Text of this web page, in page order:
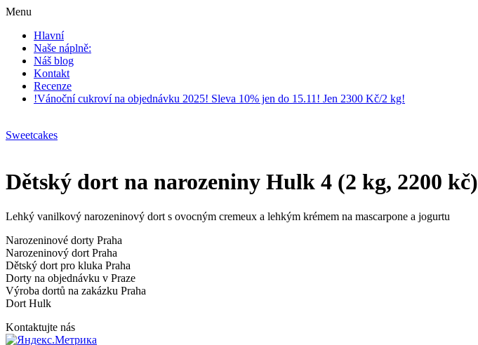
Menu
Hlavní
Naše náplně:
Náš blog
Kontakt
Recenze
!Vánoční cukroví na objednávku 2025! Sleva 10% jen do 15.11! Jen 2300 Kč/2 kg!
Sweetcakes
Dětský dort na narozeniny Hulk 4 (2 kg, 2200 kč)
Lehký vanilkový narozeninový dort s ovocným cremeux a lehkým krémem na mascarpone a jogurtu
Narozeninové dorty Praha
Narozeninový dort Praha
Dětský dort pro kluka Praha
Dorty na objednávku v Praze
Výroba dortů na zakázku Praha
Dort Hulk
Kontaktujte nás